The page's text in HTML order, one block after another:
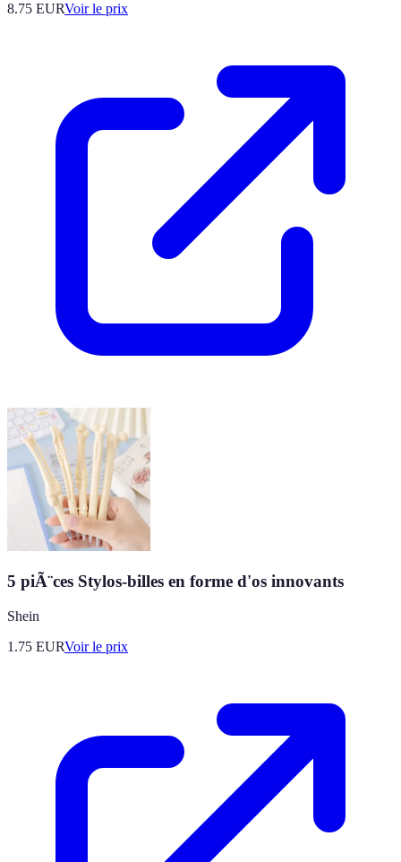
8.75 EURVoir le prix
5 piÃ¨ces Stylos-billes en forme d'os innovants
Shein
1.75 EURVoir le prix